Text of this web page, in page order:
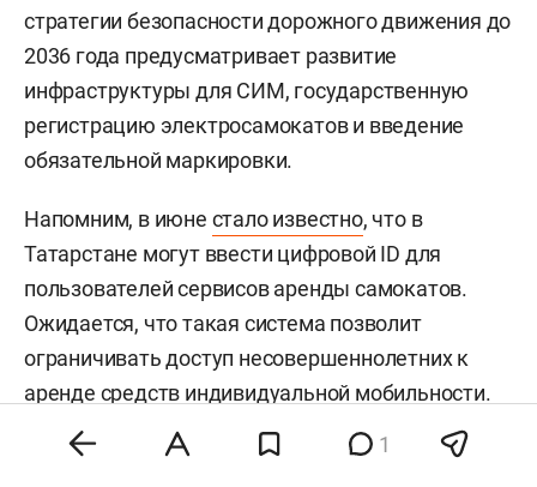
стратегии безопасности дорожного движения до
2036 года предусматривает развитие
инфраструктуры для СИМ, государственную
регистрацию электросамокатов и введение
обязательной маркировки.
Напомним, в июне стало известно, что в
Татарстане могут ввести цифровой ID для
пользователей сервисов аренды самокатов.
Ожидается, что такая система позволит
ограничивать доступ несовершеннолетних к
аренде средств индивидуальной мобильности.
Подобный опыт уже существует в Москве.
1